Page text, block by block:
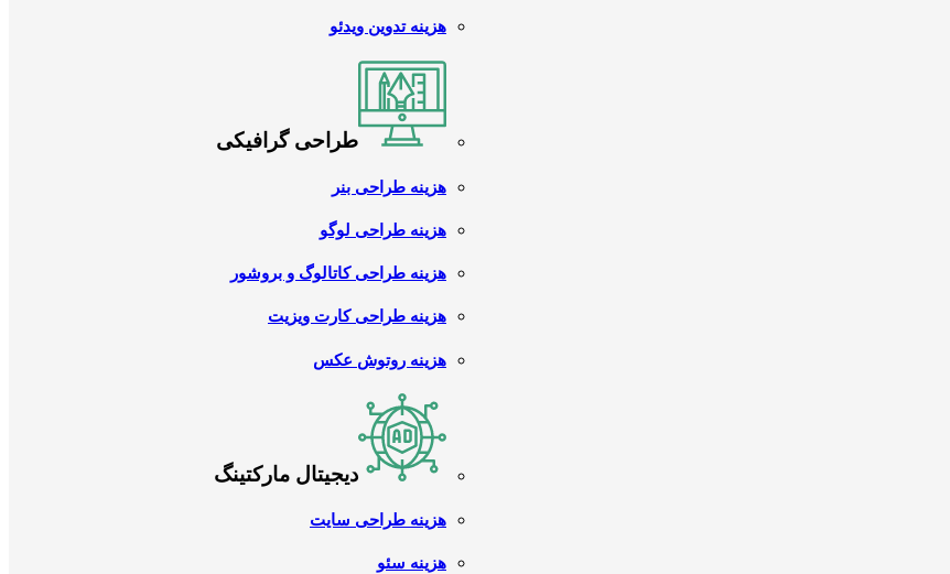
هزینه تدوین ویدئو
طراحی گرافیکی
هزینه طراحی بنر
هزینه طراحی لوگو
هزینه طراحی کاتالوگ و بروشور
هزینه طراحی کارت ویزیت
هزینه روتوش عکس
دیجیتال مارکتینگ
هزینه طراحی سایت
هزینه سئو